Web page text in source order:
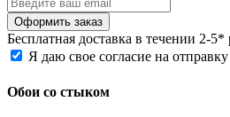
Бесплатная доставка в течении 2-5*
Я даю свое согласие на
Обои со стыком